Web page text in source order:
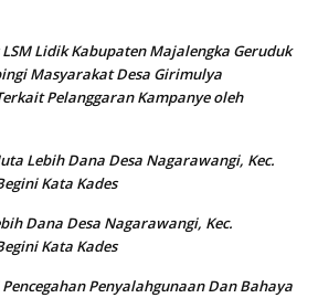
LSM Lidik Kabupaten Majalengka Geruduk
Masyarakat Desa Girimulya
Pelanggaran Kampanye oleh
Lebih Dana Desa Nagarawangi, Kec.
Kata Kades
Dana Desa Nagarawangi, Kec.
Kata Kades
Penyalahgunaan Dan Bahaya